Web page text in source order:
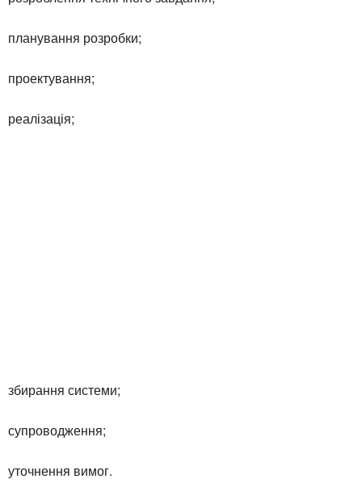
планування розробки;
проектування;
реалізація;
збирання системи;
супроводження;
уточнення вимог.